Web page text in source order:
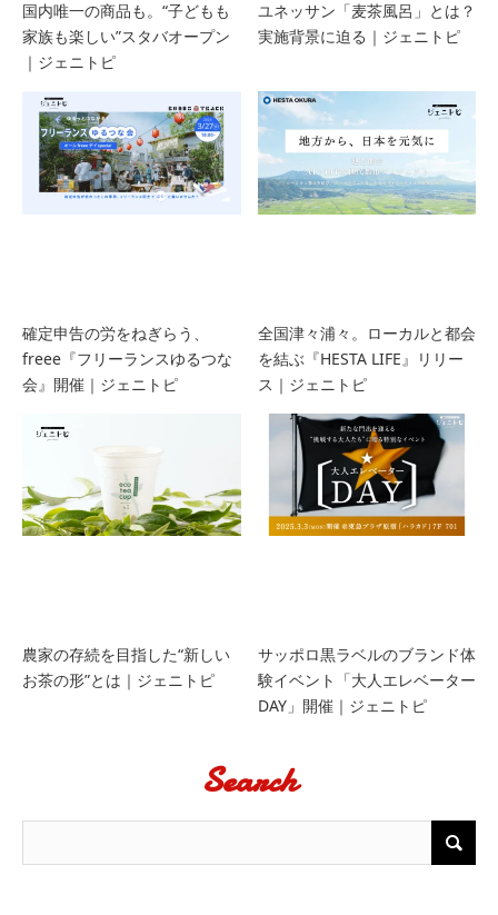
国内唯一の商品も。“子どもも
家族も楽しい”スタバオープン
｜ジェニトピ
ユネッサン「麦茶風呂」とは？
実施背景に迫る｜ジェニトピ
確定申告の労をねぎらう、
freee『フリーランスゆるつな
会』開催｜ジェニトピ
全国津々浦々。ローカルと都会
を結ぶ『HESTA LIFE』リリー
ス｜ジェニトピ
農家の存続を目指した“新しい
お茶の形”とは｜ジェニトピ
サッポロ黒ラベルのブランド体
験イベント「大人エレベーター
DAY」開催｜ジェニトピ
Search